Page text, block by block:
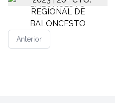
Anterior